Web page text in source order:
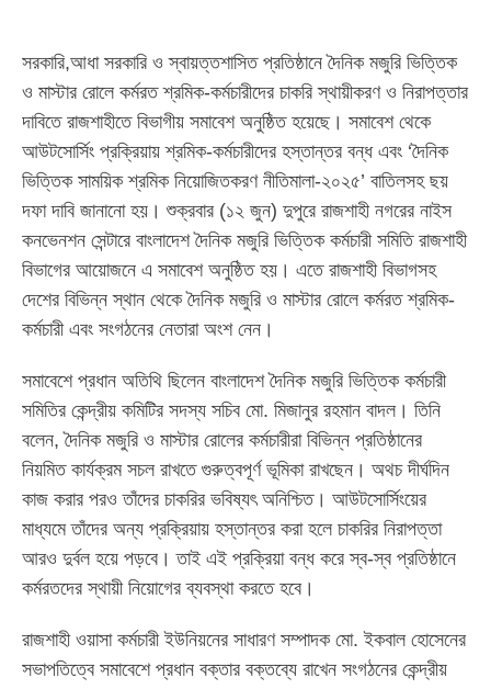
সরকারি,আধা সরকারি ও স্বায়ত্তশাসিত প্রতিষ্ঠানে দৈনিক মজুরি ভিত্তিক
ও মাস্টার রোলে কর্মরত শ্রমিক-কর্মচারীদের চাকরি স্থায়ীকরণ ও নিরাপত্তার
দাবিতে রাজশাহীতে বিভাগীয় সমাবেশ অনুষ্ঠিত হয়েছে। সমাবেশ থেকে
আউটসোর্সিং প্রক্রিয়ায় শ্রমিক-কর্মচারীদের হস্তান্তর বন্ধ এবং ‘দৈনিক
ভিত্তিক সাময়িক শ্রমিক নিয়োজিতকরণ নীতিমালা-২০২৫’ বাতিলসহ ছয়
দফা দাবি জানানো হয়। শুক্রবার (১২ জুন) দুপুরে রাজশাহী নগরের নাইস
কনভেনশন সেন্টারে বাংলাদেশ দৈনিক মজুরি ভিত্তিক কর্মচারী সমিতি রাজশাহী
বিভাগের আয়োজনে এ সমাবেশ অনুষ্ঠিত হয়। এতে রাজশাহী বিভাগসহ
দেশের বিভিন্ন স্থান থেকে দৈনিক মজুরি ও মাস্টার রোলে কর্মরত শ্রমিক-
কর্মচারী এবং সংগঠনের নেতারা অংশ নেন।
সমাবেশে প্রধান অতিথি ছিলেন বাংলাদেশ দৈনিক মজুরি ভিত্তিক কর্মচারী
সমিতির কেন্দ্রীয় কমিটির সদস্য সচিব মো. মিজানুর রহমান বাদল। তিনি
বলেন, দৈনিক মজুরি ও মাস্টার রোলের কর্মচারীরা বিভিন্ন প্রতিষ্ঠানের
নিয়মিত কার্যক্রম সচল রাখতে গুরুত্বপূর্ণ ভূমিকা রাখছেন। অথচ দীর্ঘদিন
কাজ করার পরও তাঁদের চাকরির ভবিষ্যৎ অনিশ্চিত। আউটসোর্সিংয়ের
মাধ্যমে তাঁদের অন্য প্রক্রিয়ায় হস্তান্তর করা হলে চাকরির নিরাপত্তা
আরও দুর্বল হয়ে পড়বে। তাই এই প্রক্রিয়া বন্ধ করে স্ব-স্ব প্রতিষ্ঠানে
কর্মরতদের স্থায়ী নিয়োগের ব্যবস্থা করতে হবে।
রাজশাহী ওয়াসা কর্মচারী ইউনিয়নের সাধারণ সম্পাদক মো. ইকবাল হোসেনের
সভাপতিত্বে সমাবেশে প্রধান বক্তার বক্তব্যে রাখেন সংগঠনের কেন্দ্রীয়